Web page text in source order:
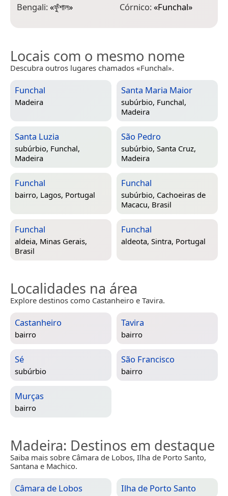
Bengali:«ফুঁশাল»
Córnico:«Funchal»
Locais com o mesmo nome
Descubra outros lugares chamados «Funchal».
Funchal
Madeira
Santa Maria Maior
subúrbio, Funchal,
Madeira
Santa Luzia
subúrbio, Funchal,
Madeira
São Pedro
subúrbio, Santa Cruz,
Madeira
Funchal
bairro, Lagos, Portugal
Funchal
subúrbio, Cachoeiras de
Macacu, Brasil
Funchal
aldeia, Minas Gerais,
Brasil
Funchal
aldeota, Sintra, Portugal
Localidades na área
Explore destinos como Castanheiro e Tavira.
Castanheiro
bairro
Tavira
bairro
Sé
subúrbio
São Francisco
bairro
Murças
bairro
Madeira: Destinos em destaque
Saiba mais sobre Câmara de Lobos, Ilha de Porto Santo,
Santana e Machico.
Câmara de Lobos Ilha de Porto Santo